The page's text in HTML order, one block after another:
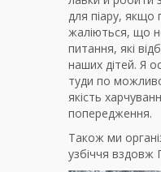
для піару, якщо
жаліються, що
питання, які
наших дітей. Я
туди по
якість
попередження.
Також ми
узбіччя